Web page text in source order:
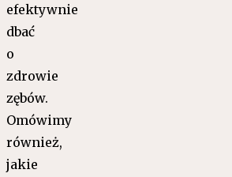
efektywnie
dbać
o
zdrowie
zębów.
Omówimy
również,
jakie